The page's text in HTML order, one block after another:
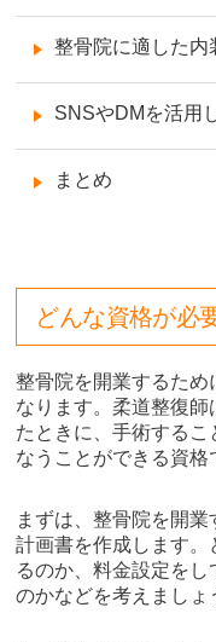
整骨院に適した内
SNSやDMを活用
まとめ
どんな資格が必
整骨院を開業するため
なります。柔道整復
たときに、手術するこ
なうことができる資格
まずは、整骨院を開
計画書を作成します
るのか、料金設定を
のかなどを考えましょ